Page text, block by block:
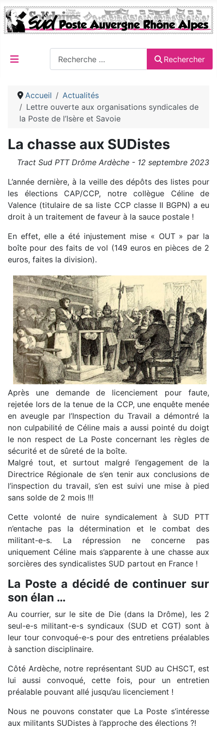
Rechercher
Accueil
Actualités
Lettre ouverte aux organisations syndicales de
la Poste de l’Isère et Savoie
La chasse aux SUDistes
Tract Sud PTT Drôme Ardèche - 12 septembre 2023
L’année dernière, à la veille des dépôts des listes pour
les élections CAP/CCP, notre collègue Céline de
Valence (titulaire de sa liste CCP classe II BGPN) a eu
droit à un traitement de faveur à la sauce postale !
En effet, elle a été injustement mise « OUT » par la
boîte pour des faits de vol (149 euros en pièces de 2
euros, faites la division).
Après une demande de licenciement pour faute,
rejetée lors de la tenue de la CCP, une enquête menée
en aveugle par l’Inspection du Travail a démontré la
non culpabilité de Céline mais a aussi pointé du doigt
le non respect de La Poste concernant les règles de
sécurité et de sûreté de la boîte.
Malgré tout, et surtout malgré l’engagement de la
Directrice Régionale de s’en tenir aux conclusions de
l’inspection du travail, s’en est suivi une mise à pied
sans solde de 2 mois !!!
Cette volonté de nuire syndicalement à SUD PTT
n’entache pas la détermination et le combat des
militant-e-s. La répression ne concerne pas
uniquement Céline mais s’apparente à une chasse aux
sorcières des syndicalistes SUD partout en France !
La Poste a décidé de continuer sur
son élan …
Au courrier, sur le site de Die (dans la Drôme), les 2
seul-e-s militant-e-s syndicaux (SUD et CGT) sont à
leur tour convoqué-e-s pour des entretiens préalables
à sanction disciplinaire.
Côté Ardèche, notre représentant SUD au CHSCT, est
lui aussi convoqué, cette fois, pour un entretien
préalable pouvant allé jusqu’au licenciement !
Nous ne pouvons constater que La Poste s’intéresse
aux militants SUDistes à l’approche des élections ?!